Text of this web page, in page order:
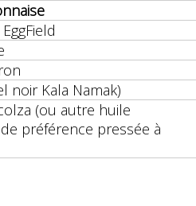
noir Kala Namak)
(ou autre huile
préférence pressée à